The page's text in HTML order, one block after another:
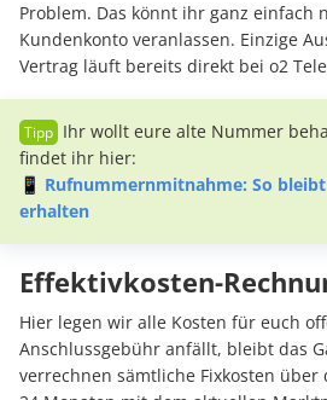
Problem. Das könnt ihr ganz einfach
Kundenkonto veranlassen. Einzige
Vertrag läuft bereits direkt bei o2
Ihr wollt eure alte Nummer
findet ihr hier:
📱 Rufnummernmitnahme: So
erhalten
Effektivkosten-
Hier legen wir alle Kosten für euch
Anschlussgebühr anfällt, bleibt das
verrechnen sämtliche Fixkosten